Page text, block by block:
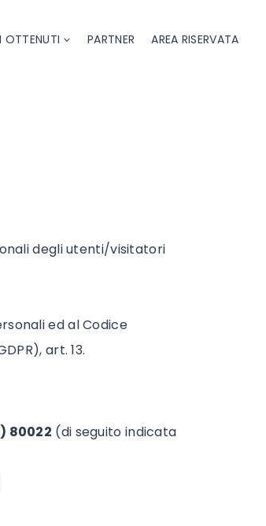
OTTENUTI PARTNER AREA RISERVATA
degli utenti/visitatori
ed al Codice
art. 13.
80022 (di seguito indicata